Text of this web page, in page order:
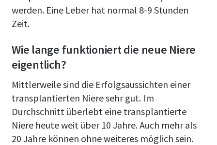
werden. Eine Leber hat normal 8-9 Stunden
Zeit.
Wie lange funktioniert die neue Niere
eigentlich?
Mittlerweile sind die Erfolgsaussichten einer
transplantierten Niere sehr gut. Im
Durchschnitt überlebt eine transplantierte
Niere heute weit über 10 Jahre. Auch mehr als
20 Jahre können ohne weiteres möglich sein.